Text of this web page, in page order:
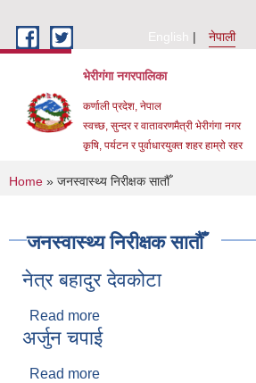
English
नेपाली
भेरीगंगा नगरपालिका
कर्णाली प्रदेश, नेपाल
स्वच्छ, सुन्दर र वातावरणमैत्री भेरीगंगा नगर
कृषि, पर्यटन र पुर्वाधारयुक्त शहर हाम्रो रहर
You are here
Home » जनस्वास्थ्य निरीक्षक सातौँ
जनस्वास्थ्य निरीक्षक सातौँ
नेत्र बहादुर देवकोटा
Read more
अर्जुन चपाई
Read more